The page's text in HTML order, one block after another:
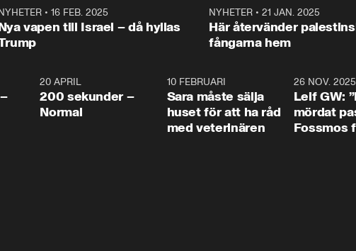
• 16 FEB. 2025
vapen till Israel – då hyllas
NYHETER •21 JAN. 2025
Här återvänder
fångarna hem
4:2320 APRIL
200 sekunder –
Normal
10 FEBRUARI
Sara måste sälja
huset för att ha råd
med veterinären
26 NOV. 2025
Leif GW:
mördat
Fossmos